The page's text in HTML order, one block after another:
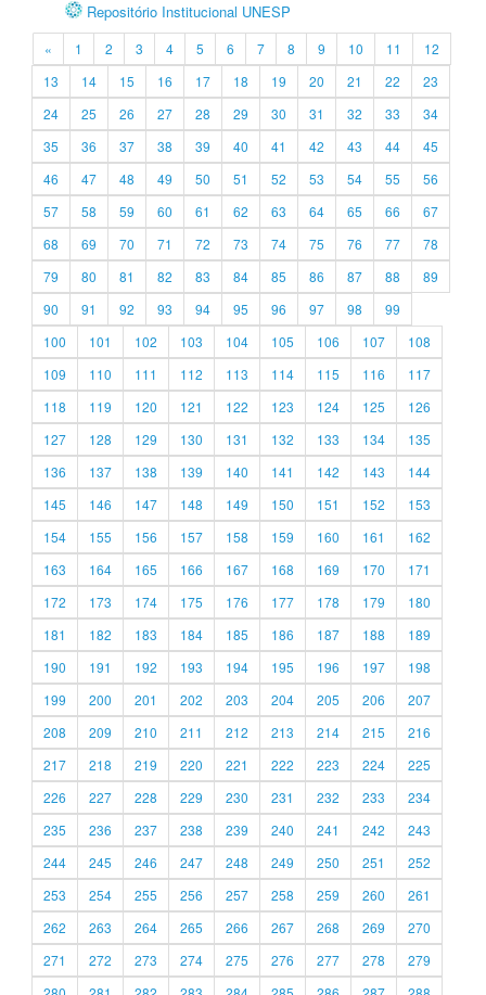
Repositório Institucional UNESP
« 1 2 3 4 5 6 7 8 9 10 11
12
13
14 15 16 17 18 19 20 21 22
23
24
25 26 27 28 29 30 31 32 33
34
35
36 37 38 39 40 41 42 43 44
45
46
47 48 49 50 51 52 53 54 55
56
57
58 59 60 61 62 63 64 65 66
67
68
69 70 71 72 73 74 75 76 77
78
79
80 81 82 83 84 85 86 87 88
89
90
91 92 93 94 95 96 97 98
99
100
101 102 103 104 105 106 107
108
109
110 111 112 113 114 115 116
117
118
119 120 121 122 123 124 125
126
127
128 129 130 131 132 133 134
135
136
137 138 139 140 141 142 143
144
145
146 147 148 149 150 151 152
153
154
155 156 157 158 159 160 161
162
163
164 165 166 167 168 169 170
171
172
173 174 175 176 177 178 179
180
181
182 183 184 185 186 187 188
189
190
191 192 193 194 195 196 197
198
199
200 201 202 203 204 205 206
207
208
209 210 211 212 213 214 215
216
217
218 219 220 221 222 223 224
225
226
227 228 229 230 231 232 233
234
235
236 237 238 239 240 241 242
243
244
245 246 247 248 249 250 251
252
253
254 255 256 257 258 259 260
261
262
263 264 265 266 267 268 269
270
271
272 273 274 275 276 277 278
279